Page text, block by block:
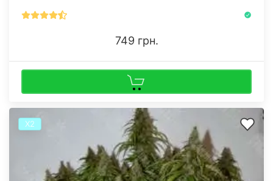
749 грн.
Х2